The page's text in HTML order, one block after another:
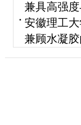
兼具高强
安徽理工
兼顾水凝